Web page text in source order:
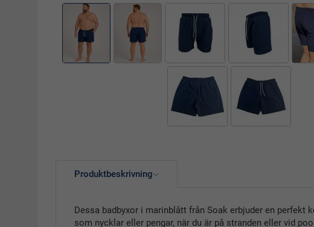
Produktbeskrivning
Dessa badbyxor i marinblått från Soak erbjuder en
som nycklar eller pengar, när du är på stranden eller vid